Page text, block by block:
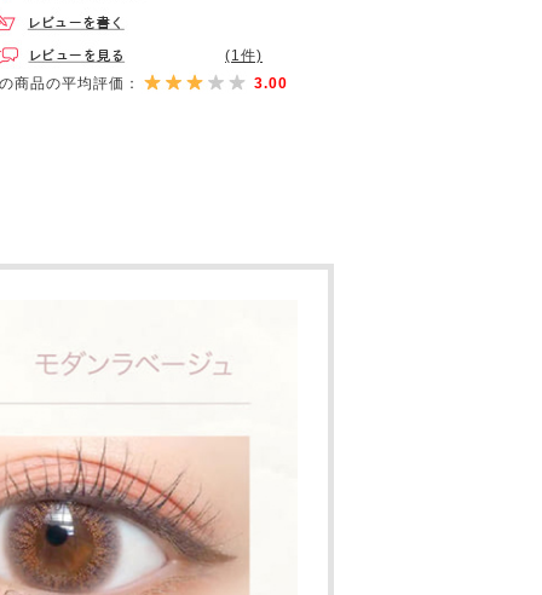
(1件)
商品の平均評価：
3.00